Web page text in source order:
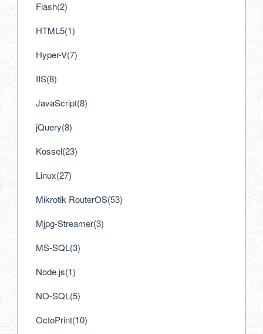
Flash(2)
HTML5(1)
Hyper-V(7)
IIS(8)
JavaScript(8)
jQuery(8)
Kossel(23)
Linux(27)
Mikrotik RouterOS(53)
Mjpg-Streamer(3)
MS-SQL(3)
Node.js(1)
NO-SQL(5)
OctoPrint(10)